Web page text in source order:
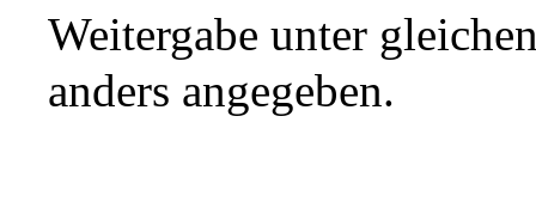
Weitergabe unter
anders angegeben.